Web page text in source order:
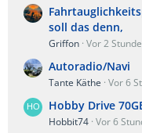
soll das denn,
Griffon Vor 2
Autoradio/Navi
Tante Käthe Vor 6
Hobby Drive
Hobbit74 Vor 6